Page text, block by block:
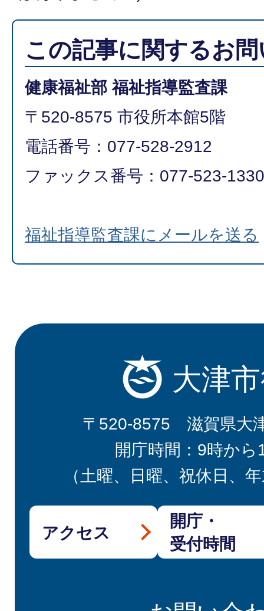
この記事に関するお
健康福祉部 福祉指導監査課
〒520-8575 市役所本館5階
電話番号：077-528-2912
ファックス番号：077-523-1330
福祉指導監査課にメールを送る
大津
〒520-8575 滋賀県大
開庁時間：9時から
（土曜、日曜、祝休日、
アクセス
開庁・
受付時間